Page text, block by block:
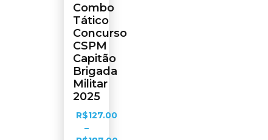
Combo
Tático
Concurso
CSPM
Capitão
Brigada
Militar
2025
R$127.00
–